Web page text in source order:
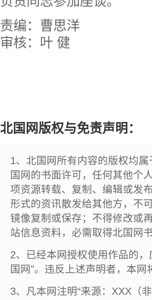
责编：曹思洋
审核：叶 健
北国网版权与免责声明：
1、北国网所有内容的版权均
国网的书面许可，任何其他个
项资源转载、复制、编辑或发
形式的资讯散发给其他方，不
镜像复制或保存；不得修改或
站信息资料，必需取得北国网
2、已经本网授权使用作品的
国网”。违反上述声明者，本
3、凡本网注明“来源：XXX（